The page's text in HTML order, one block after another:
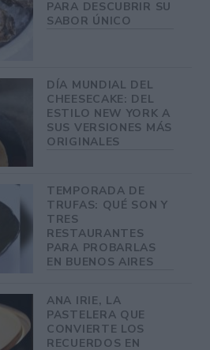
PARA DESCUBRIR SU
SABOR ÚNICO
DÍA MUNDIAL DEL
CHEESECAKE: DEL
ESTILO NEW YORK A
SUS VERSIONES MÁS
ORIGINALES
TEMPORADA DE
TRUFAS: QUÉ SON Y
TRES
RESTAURANTES
PARA PROBARLAS
EN BUENOS AIRES
ANA IRIE, LA
PASTELERA QUE
CONVIERTE LOS
RECUERDOS EN